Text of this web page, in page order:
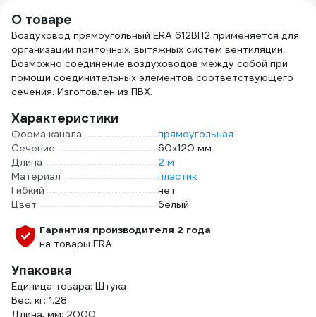
О товаре
Воздуховод прямоугольный ERA 612ВП2 применяется для
организации приточных, вытяжных систем вентиляции.
Возможно соединение воздуховодов между собой при
помощи соединительных элементов соответствующего
сечения. Изготовлен из ПВХ.
Характеристики
Форма канала
прямоугольная
Сечение
60х120 мм
Длина
2 м
Материал
пластик
Гибкий
нет
Цвет
белый
Гарантия производителя 2 года
на товары ERA
Упаковка
Единица товара: Штука
Вес, кг: 1.28
Длина, мм: 2000